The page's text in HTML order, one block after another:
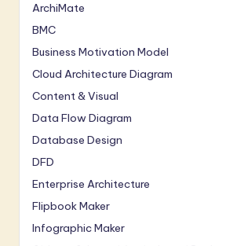
ArchiMate
BMC
Business Motivation Model
Cloud Architecture Diagram
Content & Visual
Data Flow Diagram
Database Design
DFD
Enterprise Architecture
Flipbook Maker
Infographic Maker